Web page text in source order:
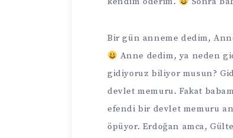
Bir gün anneme dedim,
Anne dedim, ya neden
gidiyoruz biliyor musun?
devlet memuru. Fakat
efendi bir devlet memuru
öpüyor. Erdoğan amca,